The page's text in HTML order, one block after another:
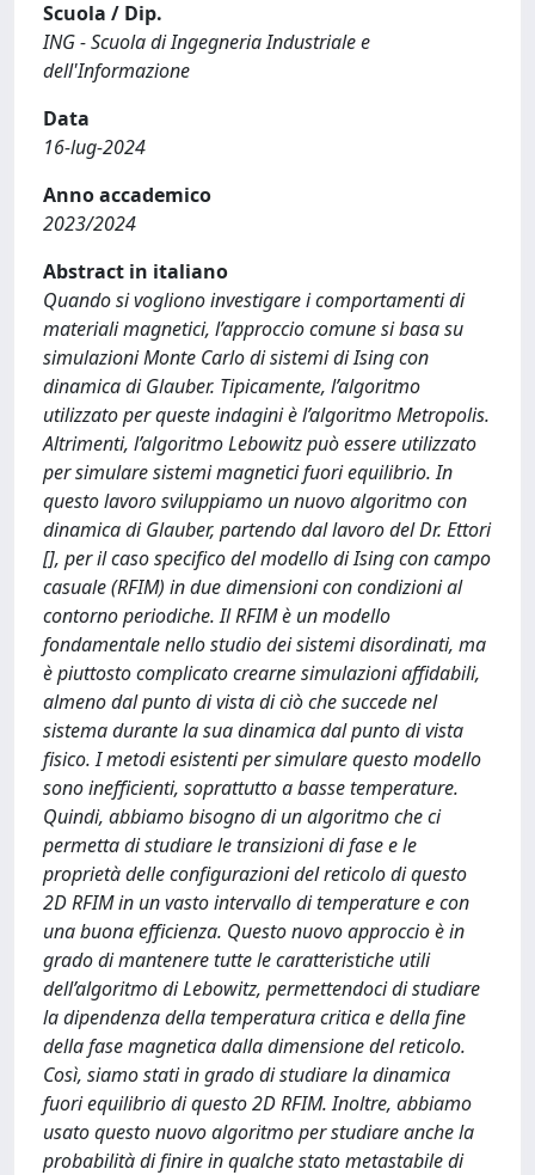
Scuola / Dip.
ING - Scuola di Ingegneria Industriale e
dell'Informazione
Data
16-lug-2024
Anno accademico
2023/2024
Abstract in italiano
Quando si vogliono investigare i comportamenti di
materiali magnetici, l’approccio comune si basa su
simulazioni Monte Carlo di sistemi di Ising con
dinamica di Glauber. Tipicamente, l’algoritmo
utilizzato per queste indagini è l’algoritmo Metropolis.
Altrimenti, l’algoritmo Lebowitz può essere utilizzato
per simulare sistemi magnetici fuori equilibrio. In
questo lavoro sviluppiamo un nuovo algoritmo con
dinamica di Glauber, partendo dal lavoro del Dr. Ettori
[], per il caso specifico del modello di Ising con campo
casuale (RFIM) in due dimensioni con condizioni al
contorno periodiche. Il RFIM è un modello
fondamentale nello studio dei sistemi disordinati, ma
è piuttosto complicato crearne simulazioni affidabili,
almeno dal punto di vista di ciò che succede nel
sistema durante la sua dinamica dal punto di vista
fisico. I metodi esistenti per simulare questo modello
sono inefficienti, soprattutto a basse temperature.
Quindi, abbiamo bisogno di un algoritmo che ci
permetta di studiare le transizioni di fase e le
proprietà delle configurazioni del reticolo di questo
2D RFIM in un vasto intervallo di temperature e con
una buona efficienza. Questo nuovo approccio è in
grado di mantenere tutte le caratteristiche utili
dell’algoritmo di Lebowitz, permettendoci di studiare
la dipendenza della temperatura critica e della fine
della fase magnetica dalla dimensione del reticolo.
Così, siamo stati in grado di studiare la dinamica
fuori equilibrio di questo 2D RFIM. Inoltre, abbiamo
usato questo nuovo algoritmo per studiare anche la
probabilità di finire in qualche stato metastabile di